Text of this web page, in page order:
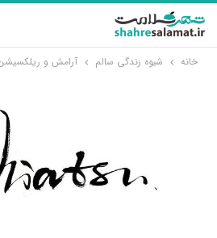
خانه شیوه زندگی سالم آرامش و